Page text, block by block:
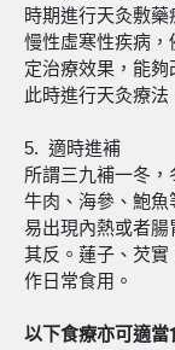
時期進行天灸敷
慢性虛寒性疾病
定治療效果，能
此時進行天灸療法
5. 適時進補
所謂三九補一冬，
牛肉、海參、鮑
易出現內熱或者
其反。蓮子、芡
作日常食用。
以下食療亦可適當